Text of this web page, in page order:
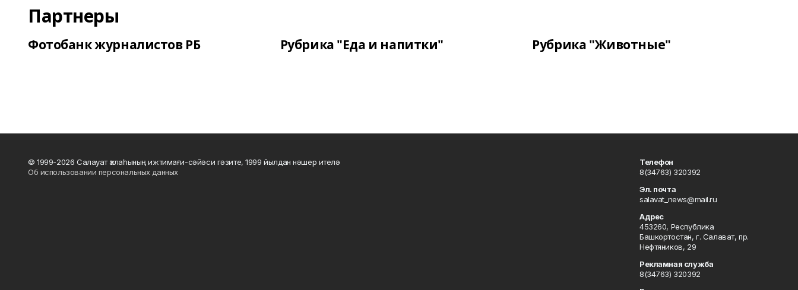
Партнеры
Фотобанк журналистов РБ Рубрика "Еда и напитки" Рубрика "Животные"
© 1999-2026 Салауат ҡалаһының ижтимағи-сәйәси гәзите, 1999 йылдан нәшер ителә
Об использовании персональных данных
Телефон
8(34763) 320392
Эл. почта
salavat_news@mail.ru
Адрес
453260, Республика
Башкортостан, г. Салават, пр.
Нефтяников, 29
Рекламная служба
8(34763) 320392